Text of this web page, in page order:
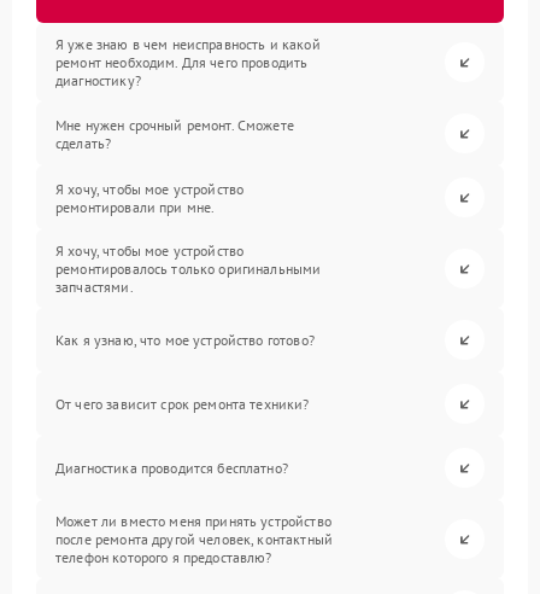
Я уже знаю в чем неисправность и какой
ремонт необходим. Для чего проводить
диагностику?
Мне нужен срочный ремонт. Сможете
сделать?
Я хочу, чтобы мое устройство
ремонтировали при мне.
Я хочу, чтобы мое устройство
ремонтировалось только оригинальными
запчастями.
Как я узнаю, что мое устройство готово?
От чего зависит срок ремонта техники?
Диагностика проводится бесплатно?
Может ли вместо меня принять устройство
после ремонта другой человек, контактный
телефон которого я предоставлю?